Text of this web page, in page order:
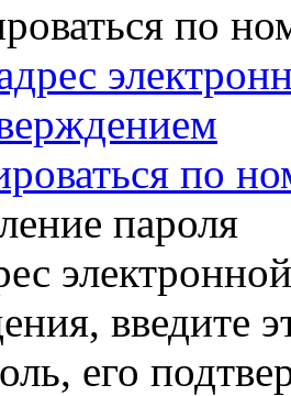
по
по
пароля
введите
его